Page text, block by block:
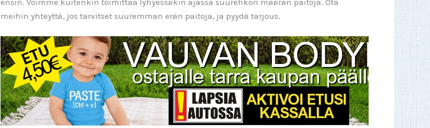
meihin yhteyttä, jos tarvitset suuremman erän paitoja, ja pyydä tarjous.